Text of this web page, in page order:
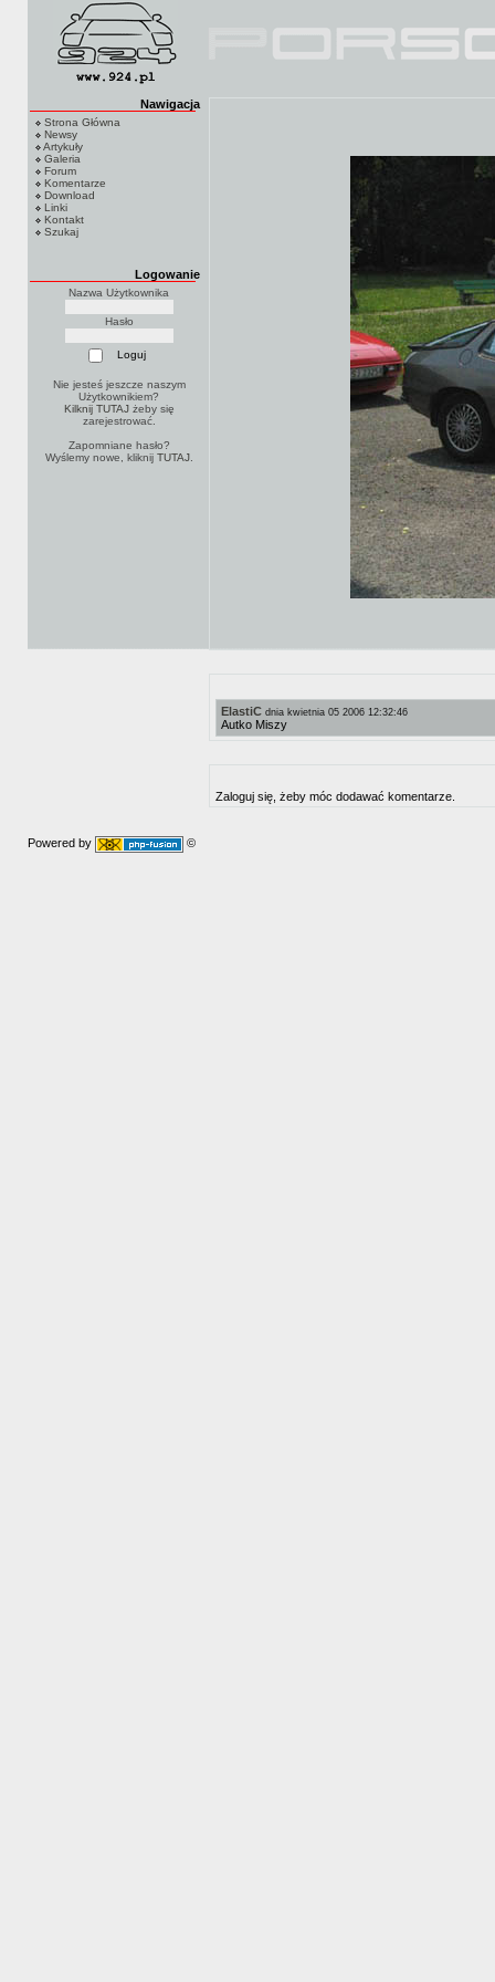
Nawigacja
Strona Główna
Newsy
Artykuły
Galeria
Forum
Komentarze
Download
Linki
Kontakt
Szukaj
Logowanie
Nazwa Użytkownika
Hasło
Nie jesteś jeszcze naszym
Użytkownikiem?
Kilknij TUTAJżeby się
zarejestrować.
Zapomniane hasło?
Wyślemy nowe, kliknij TUTAJ.
ElastiC dnia kwietnia 05 2006 12:32:46
Autko Miszy
Zaloguj się, żeby móc dodawać komentarze.
Powered by ©